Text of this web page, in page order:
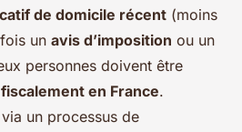
de domicile récent (moins
un avis d’imposition ou un
personnes doivent être
en France.
un processus de